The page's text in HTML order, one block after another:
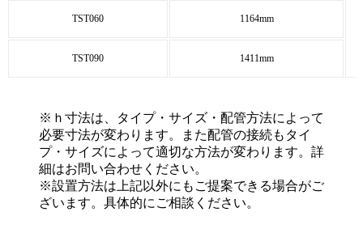
TST060 1164mm
TST090 1411mm
※ｈ寸法は、タイプ・サイズ・配管方法によって
必要寸法が変わります。また配管の接続もタイ
プ・サイズによって適切な方法が変わります。詳
細はお問い合わせください。
※設置方法は上記以外にもご提案できる場合がご
ざいます。具体的にご相談ください。